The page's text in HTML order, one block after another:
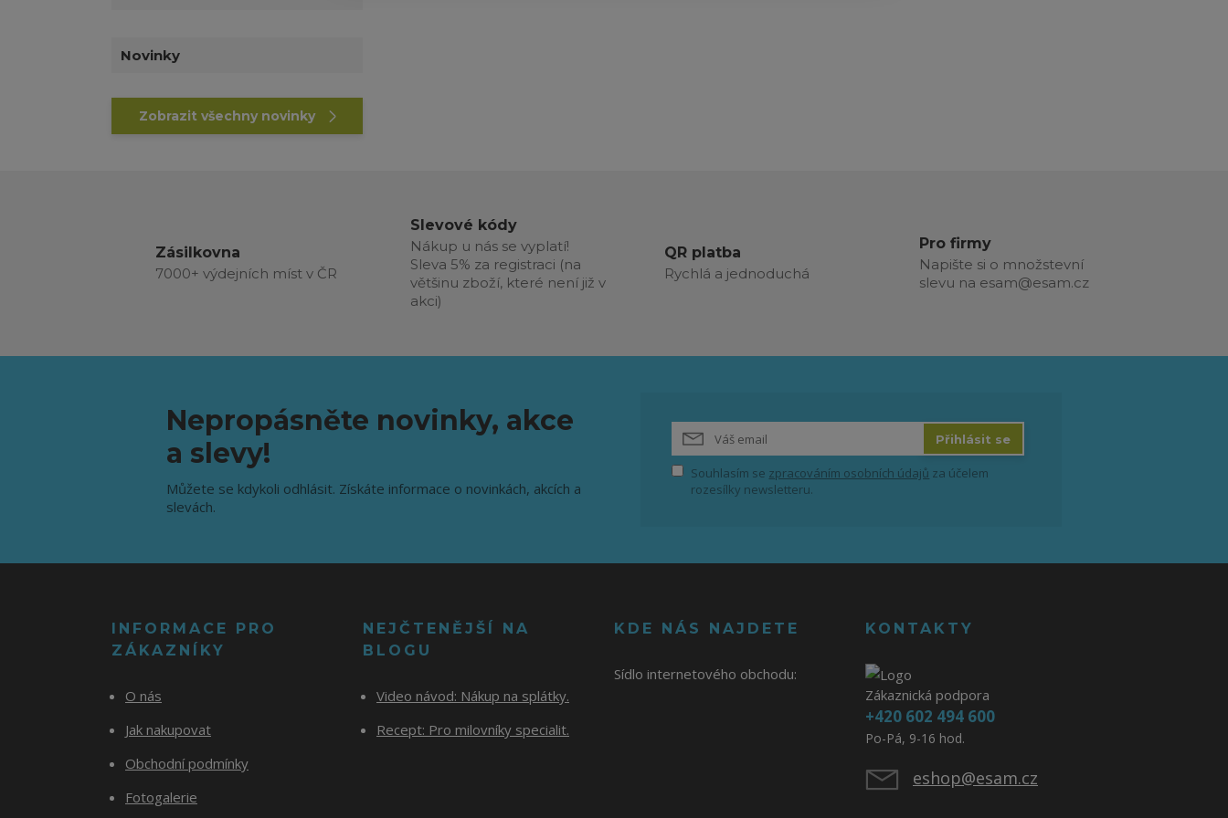
Novinky
Zobrazit všechny novinky
Zásilkovna
7000+ výdejních míst v ČR
Slevové kódy
Nákup u nás se vyplatí!
Sleva 5% za registraci (na
většinu zboží, které není již v
akci)
QR platba
Rychlá a jednoduchá
Pro firmy
Napište si o množstevní
slevu na esam@esam.cz
Nepropásněte novinky, akce
a slevy!
Můžete se kdykoli odhlásit. Získáte informace o novinkách, akcích a
slevách.
Přihlásit se
Souhlasím se zpracováním osobních údajů za účelem
rozesílky newsletteru.
INFORMACE PRO
ZÁKAZNÍKY
O nás
Jak nakupovat
Obchodní podmínky
Fotogalerie
NEJČTENĚJŠÍ NA
BLOGU
Video návod: Nákup na splátky.
Recept: Pro milovníky specialit.
KDE NÁS NAJDETE
Sídlo internetového obchodu:
KONTAKTY
Zákaznická podpora
+420 602 494 600
Po-Pá, 9-16 hod.
eshop@esam.cz